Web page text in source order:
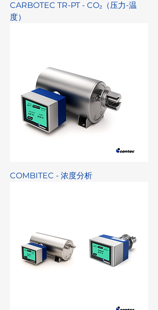
CARBOTEC TR-PT - CO₂（压力-温
度）
COMBITEC - 浓度分析